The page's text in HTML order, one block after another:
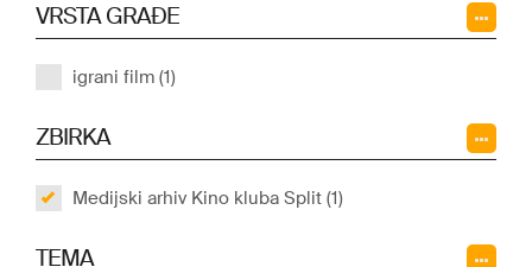
VRSTA GRAĐE
igrani film (1)
ZBIRKA
Medijski arhiv Kino kluba Split (1)
TEMA